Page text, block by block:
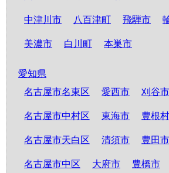
中津川市 八百津町 飛騨市
美濃市 白川町 本巣市
愛知県
名古屋市名東区
愛西市 刈谷市
名古屋市中村区 東海市 豊根村
名古屋市天白区 清須市 豊田市
名古屋市中区 大府市 豊橋市